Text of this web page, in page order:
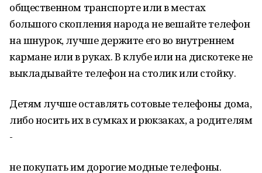
общественном транспорте или в местах
большого скопления народа не вешайте телефон
на шнурок, лучше держите его во внутреннем
кармане или в руках. В клубе или на дискотеке не
выкладывайте телефон на столик или стойку.
Детям лучше оставлять сотовые телефоны дома,
либо носить их в сумках и рюкзаках, а родителям
-
не покупать им дорогие модные телефоны.